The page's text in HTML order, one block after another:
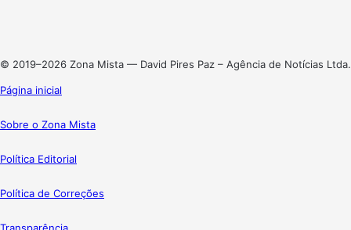
© 2019–2026 Zona Mista — David Pires Paz – Agência de Notícias Ltda.
Página inicial
Sobre o Zona Mista
Política Editorial
Política de Correções